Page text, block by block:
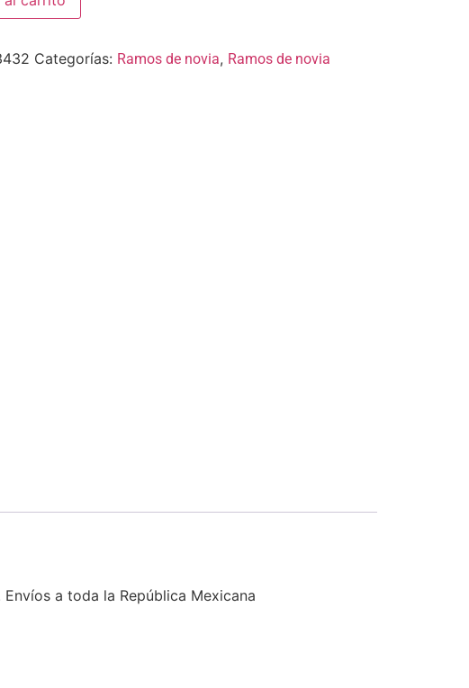
Categorías: Ramos de novia, Ramos de novia
a toda la República Mexicana